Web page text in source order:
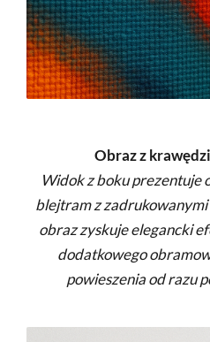
Obraz z
Widok z boku prezentuje
blejtram z
obraz zyskuje elegancki
dodatkowego
powieszenia od razu